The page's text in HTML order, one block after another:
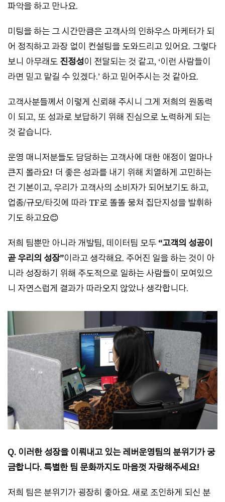
파악을 하고 만나요.
미팅을 하는 그 시간만큼은 고객사의 인하우스 마케터가 되
어 정직하고 과장 없이 컨설팅을 도와드리고 있어요. 그렇다
보니 아무래도 진정성이 전달되는 것 같고, ‘이런 사람들이
라면 믿고 맡길 수 있겠다.’ 하고 믿어주시는 것 같아요.
고객사분들께서 이렇게 신뢰해 주시니 그게 저희의 원동력
이 되고, 또 성과로 보답하기 위해 진심으로 노력하게 되는
것 같습니다.
운영 매니저분들도 담당하는 고객사에 대한 애정이 얼마나
큰지 몰라요! 더 좋은 성과를 내기 위해 치열하게 고민하는
건 기본이고, 우리가 고객사의 소비자가 되어보기도 하고,
업종/규모/타깃에 따라 TF로 똘똘 뭉쳐 집단지성을 발휘하
기도 하고요😊
저희 팀뿐만 아니라 개발팀, 데이터팀 모두 “고객의 성공이
곧 우리의 성장”이라고 생각해요. 주어진 일을 하는 것이 아
니라 성장하기 위해 주도적으로 일하는 사람들이 모여있으
니 자연스럽게 결과가 따라오지 않았나 생각합니다.
Q. 이러한 성장을 이뤄내고 있는 레버운영팀의 분위기가 궁
금합니다. 특별한 팀 문화까지도 마음껏 자랑해주세요!
저희 팀은 분위기가 굉장히 좋아요. 새로 조인하게 되신 분